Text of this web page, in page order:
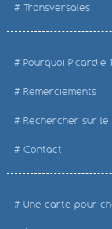
Transversales
Pourquoi Picardie
Remerciements
Rechercher sur le
Contact
Une carte pour